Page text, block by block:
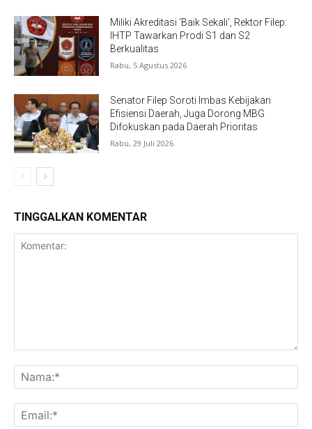
Miliki Akreditasi ‘Baik Sekali’, Rektor Filep:
IHTP Tawarkan Prodi S1 dan S2
Berkualitas
Rabu, 5 Agustus 2026
Senator Filep Soroti Imbas Kebijakan
Efisiensi Daerah, Juga Dorong MBG
Difokuskan pada Daerah Prioritas
Rabu, 29 Juli 2026
TINGGALKAN KOMENTAR